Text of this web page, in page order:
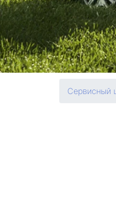
Сервисный